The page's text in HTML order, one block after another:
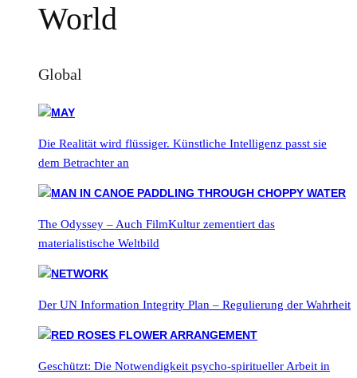
World
Global
Die Realität wird flüssiger. Künstliche Intelligenz passt sie
dem Betrachter an
The Odyssey – Auch FilmKultur zementiert das
materialistische Weltbild
Der UN Information Integrity Plan – Regulierung der Wahrheit
Geschützt: Die Notwendigkeit psycho-spiritueller Arbeit in